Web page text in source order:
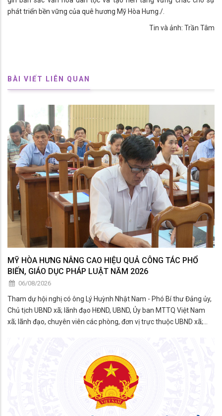
phát triển bền vững của quê hương Mỹ Hòa Hưng./.
Tin và ảnh: Trần Tâm
BÀI VIẾT LIÊN QUAN
MỸ HÒA HƯNG NÂNG CAO HIỆU QUẢ CÔNG TÁC PHỔ
BIẾN, GIÁO DỤC PHÁP LUẬT NĂM 2026
06/08/2026
Tham dự hội nghị có ông Lý Huỳnh Nhật Nam - Phó Bí thư Đảng ủy,
Chủ tịch UBND xã; lãnh đạo HĐND, UBND, Ủy ban MTTQ Việt Nam
xã; lãnh đạo, chuyên viên các phòng, đơn vị trực thuộc UBND xã;